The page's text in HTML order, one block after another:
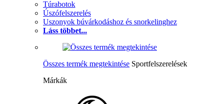
Túrabotok
Úszófelszerelés
Uszonyok búvárkodáshoz és snorkelinghez
Láss többet...
Összes termék megtekintése Sportfelszerelések
Márkák